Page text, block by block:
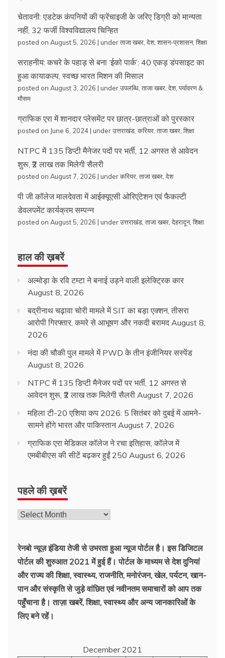
चेतावनी: एडटेक कंपनियों की फ्रेंचाइजी के जरिए डिग्री को मान्यता
नहीं, 32 फर्जी विश्वविद्यालय चिन्हित
posted on August 5, 2026 | underताजा खबर देश, शासन-प्रशासन, शिक्षा
सराहनीय: कचरे के पहाड़ से बना ‘ईको पार्क’: 40 एकड़ डंपसाइट का
हुआ कायाकल्प, स्वच्छ भारत मिशन की मिसाल
posted on August 3, 2026 | underउपलब्धि ताजा खबर देश, पर्यावरण &
मौसम
ग्राफिक एरा में शानदार प्लेसमेंट पर छात्र-छात्राओं को पुरस्कार
posted on June 6, 2024 | underउत्तराखंड करियर ताजा खबर शिक्षा
NTPC में 135 डिप्टी मैनेजर पदों पर भर्ती, 12 अगस्त से आवेदन
शुरू, ₹2 लाख तक मिलेगी सैलरी
posted on August 7, 2026 | underकरियर ताजा खबर देश
पी जी कॉलेज मालदेवता में आईक्यूएसी ओरिएंटेशन एवं फैकल्टी
डेवलपमेंट कार्यक्रम सम्पन्न
posted on August 5, 2026 | underउत्तराखंड ताजा खबर देहरादून, शिक्षा
हाल की ख़बरें
अल्मोड़ा के रवि टम्टा ने बनाई उड़ने वाली इलेक्ट्रिक कार
August 8, 2026
बद्रीनाथ चढ़ावा चोरी मामले में SIT का बड़ा एक्शन, तीसरा
आरोपी गिरफ्तार, कमरे से आभूषण और नकदी बरामद August 8,
2026
नंदा की चौकी पुल मामले में PWD के तीन इंजीनियर सस्पेंड
August 8, 2026
NTPC में 135 डिप्टी मैनेजर पदों पर भर्ती, 12 अगस्त से
आवेदन शुरू, ₹2 लाख तक मिलेगी सैलरी August 7, 2026
महिला टी-20 एशिया कप 2026: 5 सितंबर को दुबई में आमने-
सामने होंगे भारत और पाकिस्तान August 7, 2026
ग्राफिक एरा मेडिकल कॉलेज ने रचा इतिहास, कॉलेज में
एमबीबीएस की सीटें बढ़कर हुईं 250 August 6, 2026
पहले की ख़बरें
रेनबो न्यूज़ इंडिया तेजी से उभरता हुआ न्‍यूज पोर्टल है। इस डिजिटल
पोर्टल की शुरुआत 2021 में हुई हैं। पोर्टल के माध्यम से देश दुनियां
और राज्य की शिक्षा, स्वास्थ्य, राजनीति, मनोरंजन, खेल, पर्यटन, खान-
पान और संस्कृति से जुड़े वांछित एवं नवीनतम समाचारों को आप तक
पहुँचाना है। ताज़ा खबरें, शिक्षा, स्वास्थ्य और अन्य जानकारिओं के
लिए बने रहें।
December 2021